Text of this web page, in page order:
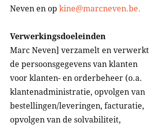
Neven en op kine@marcneven.be.
Verwerkingsdoeleinden
Marc Neven] verzamelt en verwerkt
de persoonsgegevens van klanten
voor klanten- en orderbeheer (o.a.
klantenadministratie, opvolgen van
bestellingen/leveringen, facturatie,
opvolgen van de solvabiliteit,